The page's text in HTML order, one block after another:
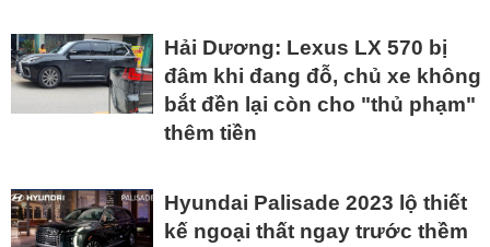
Hải Dương: Lexus LX 570 bị
đâm khi đang đỗ, chủ xe không
bắt đền lại còn cho "thủ phạm"
thêm tiền
Hyundai Palisade 2023 lộ thiết
kế ngoại thất ngay trước thềm